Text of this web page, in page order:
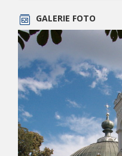
GALERIE FOTO